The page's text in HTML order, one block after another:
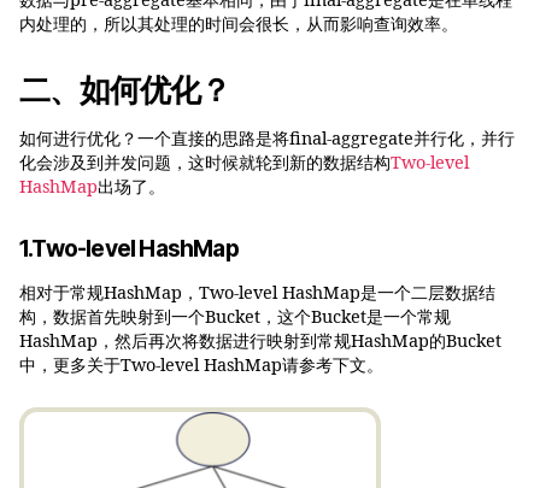
内处理的，所以其处理的时间会很长，从而影响查询效率。
二、如何优化？
如何进行优化？一个直接的思路是将final-aggregate并行化，并行
化会涉及到并发问题，这时候就轮到新的数据结构Two-level
HashMap出场了。
1.Two-level HashMap
相对于常规HashMap，Two-level HashMap是一个二层数据结
构，数据首先映射到一个Bucket，这个Bucket是一个常规
HashMap，然后再次将数据进行映射到常规HashMap的Bucket
中，更多关于Two-level HashMap请参考下文。